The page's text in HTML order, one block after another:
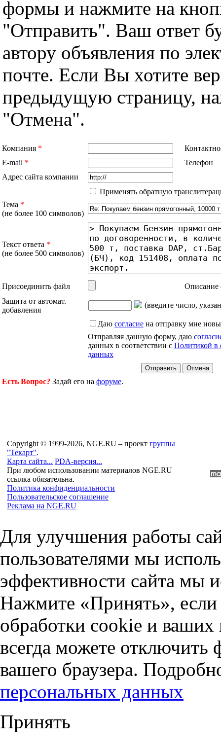
формы и нажмите на
"Отправить". Ваш ответ
автору объявления по
почте. Если Вы хотите
предыдущую страницу,
"Отмена".
Компания *
E-mail *
Телефон
Адрес сайта компании
Применять обратную
Тема *
(не более 100 символов)
Текст ответа *
(не более 500 символов)
Присоединить файл
Описание
Защита от автомат.
добавления
(введите число,
Даю согласие на отправку мне
Отправляя данную форму, даю
данных в соответствии с Политикой в
данных
Есть Вопрос? Задай его на форуме.
Copyright © 1999-2026, NGE.RU – проект группы
"Текарт".
Карта сайта... PDA-версия...
При любом использовании материалов NGE.RU
ссылка обязательна.
Политика конфиденциальности
Пользовательское соглашение
Реклама на NGE.RU
Для улучшения работы
пользователями мы
эффективности сайта мы
Нажмите «Принять», если
обработки cookie и
всегда можете отключить
вашего браузера.
персональных данных
Принять